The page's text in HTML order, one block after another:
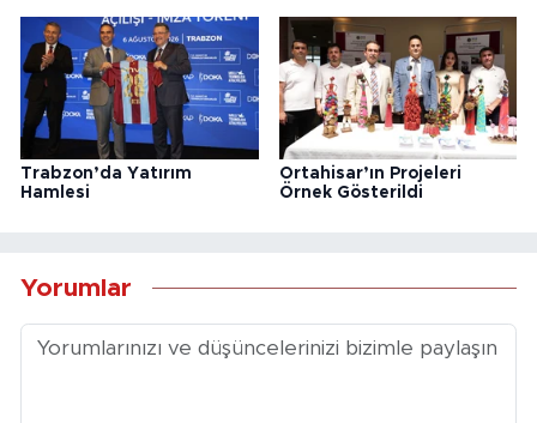
Trabzon’da Yatırım
Hamlesi
Ortahisar’ın Projeleri
Örnek Gösterildi
Yorumlar